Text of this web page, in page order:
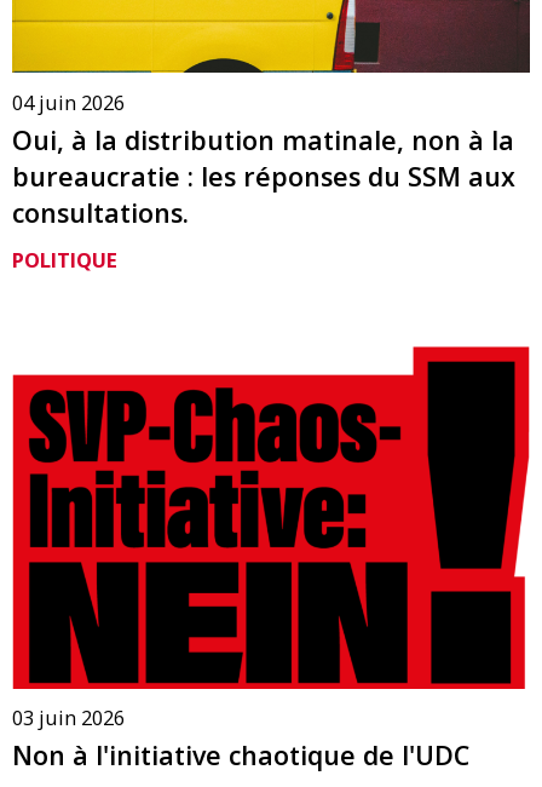
04 juin 2026
Oui, à la distribution matinale, non à la
bureaucratie : les réponses du SSM aux
consultations.
POLITIQUE
03 juin 2026
Non à l'initiative chaotique de l'UDC